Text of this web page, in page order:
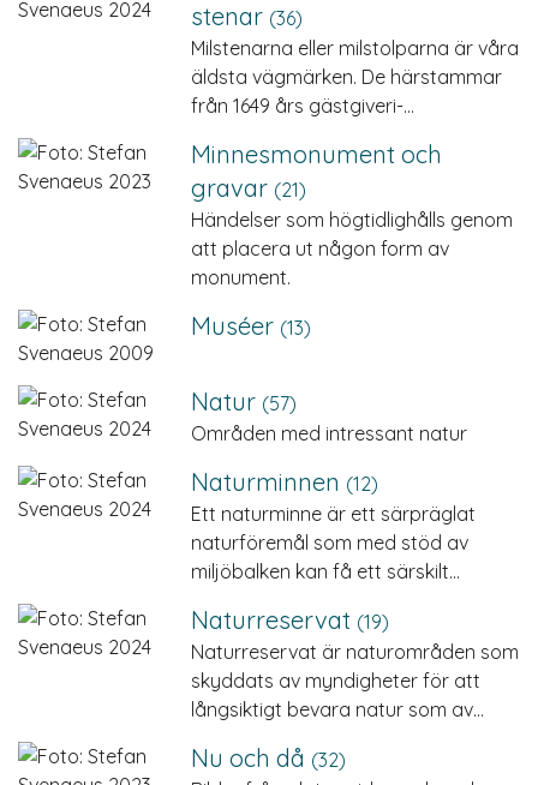
stenar (36)
Milstenarna eller milstolparna är våra
äldsta vägmärken. De härstammar
från 1649 års gästgiveri-…
Minnesmonument och
gravar (21)
Händelser som högtidlighålls genom
att placera ut någon form av
monument.
Muséer (13)
Natur (57)
Områden med intressant natur
Naturminnen (12)
Ett naturminne är ett särpräglat
naturföremål som med stöd av
miljöbalken kan få ett särskilt…
Naturreservat (19)
Naturreservat är naturområden som
skyddats av myndigheter för att
långsiktigt bevara natur som av…
Nu och då (32)